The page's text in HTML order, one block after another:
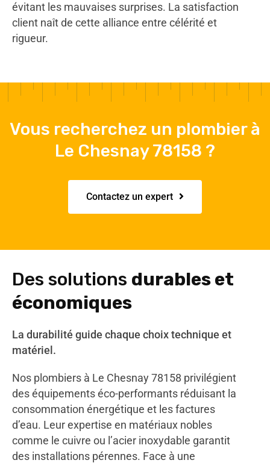
évitant les mauvaises surprises. La satisfaction
client naît de cette alliance entre célérité et
rigueur.
Vous recherchez un plombier à
Le Chesnay 78158 ?
Contactez un expert
Des solutions durables et
économiques
La durabilité guide chaque choix technique et
matériel.
Nos plombiers à Le Chesnay 78158 privilégient
des équipements éco-performants réduisant la
consommation énergétique et les factures
d’eau. Leur expertise en matériaux nobles
comme le cuivre ou l’acier inoxydable garantit
des installations pérennes. Face à une